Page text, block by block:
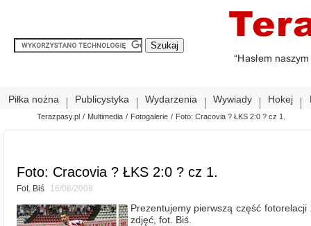
Piłka nożna Publicystyka Wydarzenia Wywiady Hokej
Terazpasy.pl / Multimedia / Fotogalerie / Foto: Cracovia ? ŁKS 2:0 ? cz 1.
Foto: Cracovia ? ŁKS 2:0 ? cz 1.
Fot. Biś 16/08/2008
Prezentujemy pierwszą część
zdjęć, fot. Biś.